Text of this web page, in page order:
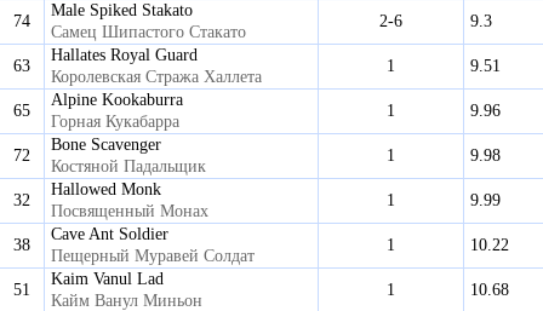
74
Male Spiked Stakato
Самец Шипастого Стакато
2-6 9.3
63
Hallates Royal Guard
Королевская Стража Халлета
1 9.51
65
Alpine Kookaburra
Горная Кукабарра
1 9.96
72
Bone Scavenger
Костяной Падальщик
1 9.98
32
Hallowed Monk
Посвященный Монах
1 9.99
38
Cave Ant Soldier
Пещерный Муравей Солдат
1 10.22
51
Kaim Vanul Lad
Кайм Ванул Миньон
1 10.68